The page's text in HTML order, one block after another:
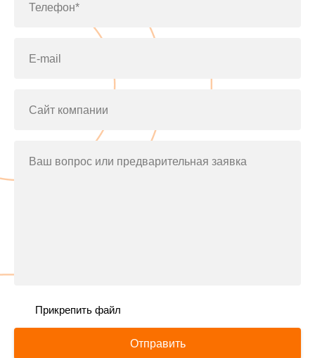
Телефон*
E-mail
Сайт компании
Ваш вопрос или предварительная заявка
Прикрепить файл
Отправить